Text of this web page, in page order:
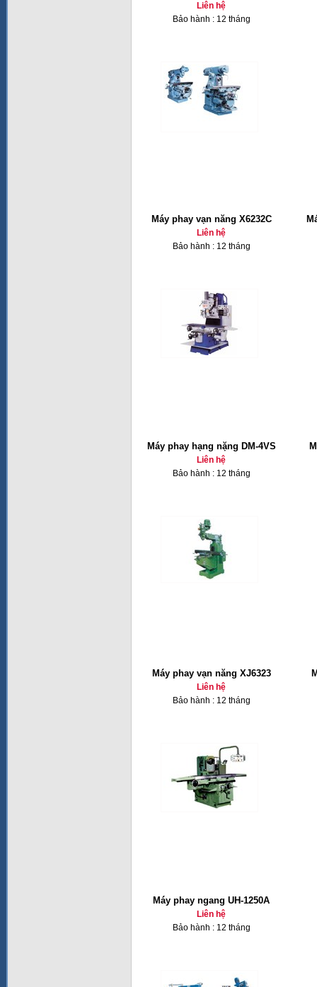
Liên hệ
Bảo hành : 12 tháng
Máy phay vạn năng X6232C
Liên hệ
Bảo hành : 12 tháng
Máy phay hạng nặng DM-4VS
Liên hệ
Bảo hành : 12 tháng
Máy phay vạn năng XJ6323
Liên hệ
Bảo hành : 12 tháng
Máy phay ngang UH-1250A
Liên hệ
Bảo hành : 12 tháng